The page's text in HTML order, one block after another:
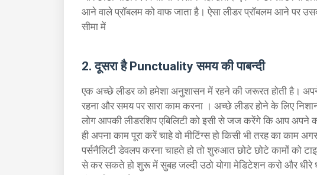
आने वाले प्रॉबलम को वाफ जाता है। ऐसा लीडर प्रॉबलम आने पर
सीमा में
2. दूसरा है Punctuality समय की पाबन्दी
एक अच्छे लीडर को हमेशा अनुशासन में रहने की जरूरत होती है।
रहना और समय पर सारा काम करना । अच्छे लीडर होने के लिए
लोग आपकी लीडरशिप एबिलिटी को इसी से जज करेंगे कि आप अपने
ही अपना काम पूरा करें चाहे वो मीटिंग्स हो किसी भी तरह का काम
पर्सनैलिटी डेवलप करना चाहते हो तो शुरुआत छोटे छोटे कामों
से कर सकते हो शुरू में सुबह जल्दी उठो योगा मेडिटेशन करो और धीरे